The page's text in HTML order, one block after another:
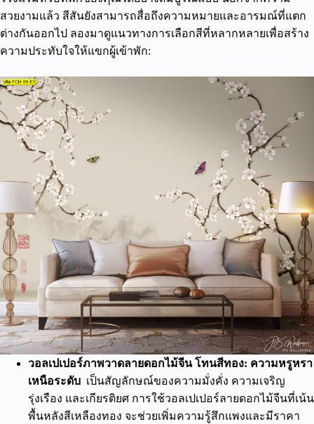
สวยงามแล้ว สีสันยังสามารถสื่อถึงความหมายและอารมณ์ที่แตก
ต่างกันออกไป ลองมาดูแนวทางการเลือกสีที่หลากหลายเพื่อสร้าง
ความประทับใจให้แขกผู้เข้าพัก:
วอลเปเปอร์ภาพวาดลายดอกไม้จีน โทนสีทอง: ความหรูหรา
เหนือระดับ เป็นสัญลักษณ์ของความมั่งคั่ง ความเจริญ
รุ่งเรือง และเกียรติยศ การใช้วอลเปเปอร์ลายดอกไม้จีนที่เน้น
พื้นหลังสีเหลืองทอง จะช่วยเพิ่มความรู้สึกแพงและมีราคา